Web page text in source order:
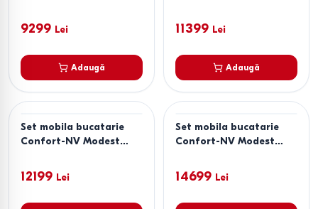
9299 Lei
Adaugă
Trufel(Maro)
11399 Lei
Adaugă
Set mobila bucatarie
Confort-NV Modest
Închis(Maro)
12199 Lei
Set mobila bucatarie
Confort-NV Modest
14699 Lei